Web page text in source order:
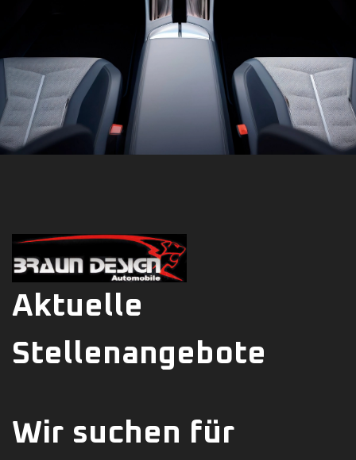
Aktuelle
Stellenangebote
Wir suchen für